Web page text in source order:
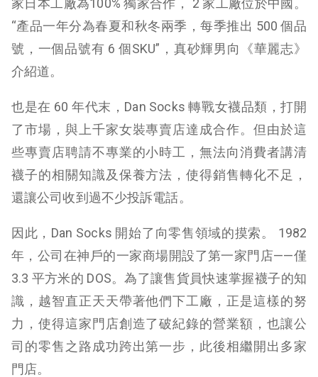
家日本工廠為100% 獨家合作， 2 家工廠位於中國。
“產品一年分為春夏和秋冬兩季，每季推出 500 個品
號，一個品號有 6 個SKU”，真砂輝男向《華麗志》
介紹道。
也是在 60 年代末，Dan Socks 轉戰女襪品類，打開
了市場，與上千家女裝專賣店達成合作。但由於這
些專賣店聘請不專業的小時工，無法向消費者講清
襪子的相關知識及保養方法，使得銷售轉化不足，
還讓公司收到過不少投訴電話。
因此，Dan Socks 開始了向零售領域的摸索。 1982
年，公司在神戶的一家商場開設了第一家門店——僅
3.3 平方米的 DOS。為了讓售貨員快速掌握襪子的知
識，越智直正天天帶著他們下工廠，正是這樣的努
力，使得這家門店創造了破紀錄的營業額，也讓公
司的零售之路成功跨出第一步，此後相繼開出多家
門店。